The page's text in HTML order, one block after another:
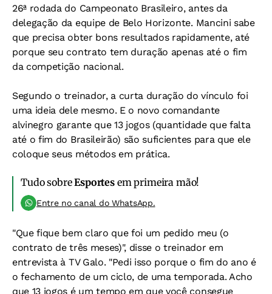
26ª rodada do Campeonato Brasileiro, antes da
delegação da equipe de Belo Horizonte. Mancini sabe
que precisa obter bons resultados rapidamente, até
porque seu contrato tem duração apenas até o fim
da competição nacional.
Segundo o treinador, a curta duração do vínculo foi
uma ideia dele mesmo. E o novo comandante
alvinegro garante que 13 jogos (quantidade que falta
até o fim do Brasileirão) são suficientes para que ele
coloque seus métodos em prática.
Tudo sobreEsportesem primeira mão!
Entre no canal do WhatsApp.
"Que fique bem claro que foi um pedido meu (o
contrato de três meses)", disse o treinador em
entrevista à TV Galo. "Pedi isso porque o fim do ano é
o fechamento de um ciclo, de uma temporada. Acho
que 13 jogos é um tempo em que você consegue